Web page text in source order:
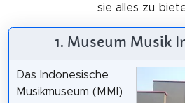
sie alles zu
1. Museum Musik
Das Indonesische
Musikmuseum (MMI)